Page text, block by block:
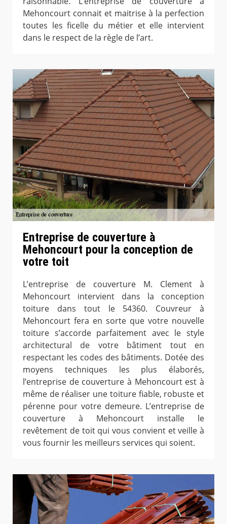
Mehoncourt connait et maitrise à la perfection
toutes les ficelle du métier et elle intervient
dans le respect de la règle de l’art.
Entreprise de couverture à
Mehoncourt pour la conception de
votre toit
L’entreprise de couverture M. Clement à
Mehoncourt intervient dans la conception
toiture dans tout le 54360. Couvreur à
Mehoncourt fera en sorte que votre nouvelle
toiture s’accorde parfaitement avec le style
architectural de votre bâtiment tout en
respectant les codes des bâtiments. Dotée des
moyens techniques les plus élaborés,
l’entreprise de couverture à Mehoncourt est à
même de réaliser une toiture fiable, robuste et
pérenne pour votre demeure. L’entreprise de
couverture à Mehoncourt installe le
revêtement de toit qui vous convient et veille à
vous fournir les meilleurs services qui soient.